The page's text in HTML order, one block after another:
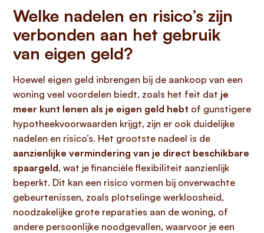
Welke nadelen en risico’s zijn
verbonden aan het gebruik
van eigen geld?
Hoewel eigen geld inbrengen bij de aankoop van een
woning veel voordelen biedt, zoals het feit dat je
meer kunt lenen als je eigen geld hebt of gunstigere
hypotheekvoorwaarden krijgt, zijn er ook duidelijke
nadelen en risico’s. Het grootste nadeel is de
aanzienlijke vermindering van je direct beschikbare
spaargeld, wat je financiële flexibiliteit aanzienlijk
beperkt. Dit kan een risico vormen bij onverwachte
gebeurtenissen, zoals plotselinge werkloosheid,
noodzakelijke grote reparaties aan de woning, of
andere persoonlijke noodgevallen, waarvoor je een